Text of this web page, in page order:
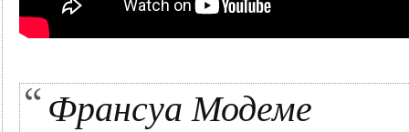
Франсуа Модеме